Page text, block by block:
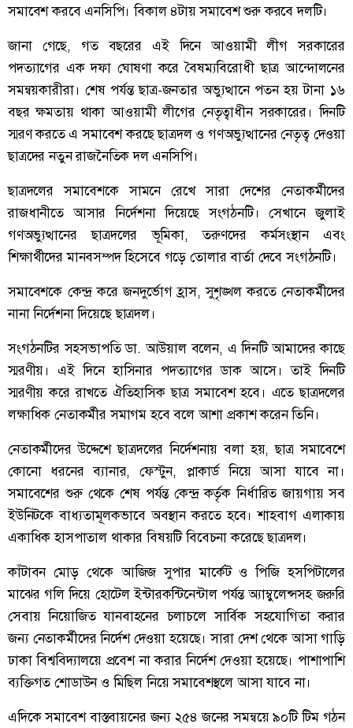
সমাবেশ করবে এনসিপি। বিকাল ৪টায় সমাবেশ শুরু করবে দলটি।
জানা গেছে, গত বছরের এই দিনে আওয়ামী লীগ সরকারের
পদত্যাগের এক দফা ঘোষণা করে বৈষম্যবিরোধী ছাত্র আন্দোলনের
সমন্বয়কারীরা। শেষ পর্যন্ত ছাত্র-জনতার অভ্যুত্থানে পতন হয় টানা ১৬
বছর ক্ষমতায় থাকা আওয়ামী লীগের নেতৃত্বাধীন সরকারের। দিনটি
স্মরণ করতে এ সমাবেশ করছে ছাত্রদল ও গণঅভ্যুত্থানের নেতৃত্ব দেওয়া
ছাত্রদের নতুন রাজনৈতিক দল এনসিপি।
ছাত্রদলের সমাবেশকে সামনে রেখে সারা দেশের নেতাকর্মীদের
রাজধানীতে আসার নির্দেশনা দিয়েছে সংগঠনটি। সেখানে জুলাই
গণঅভ্যুত্থানের ছাত্রদলের ভূমিকা, তরুণদের কর্মসংস্থান এবং
শিক্ষার্থীদের মানবসম্পদ হিসেবে গড়ে তোলার বার্তা দেবে সংগঠনটি।
সমাবেশকে কেন্দ্র করে জনদুর্ভোগ হ্রাস, সুশৃঙ্খল করতে নেতাকর্মীদের
নানা নির্দেশনা দিয়েছে ছাত্রদল।
সংগঠনটির সহসভাপতি ডা. আউয়াল বলেন, এ দিনটি আমাদের কাছে
স্মরণীয়। এই দিনে হাসিনার পদত্যাগের ডাক আসে। তাই দিনটি
স্মরণীয় করে রাখতে ঐতিহাসিক ছাত্র সমাবেশ হবে। এতে ছাত্রদলের
লক্ষাধিক নেতাকর্মীর সমাগম হবে বলে আশা প্রকাশ করেন তিনি।
নেতাকর্মীদের উদ্দেশে ছাত্রদলের নির্দেশনায় বলা হয়, ছাত্র সমাবেশে
কোনো ধরনের ব্যানার, ফেস্টুন, প্লাকার্ড নিয়ে আসা যাবে না।
সমাবেশের শুরু থেকে শেষ পর্যন্ত কেন্দ্র কর্তৃক নির্ধারিত জায়গায় সব
ইউনিটকে বাধ্যতামূলকভাবে অবস্থান করতে হবে। শাহবাগ এলাকায়
একাধিক হাসপাতাল থাকার বিষয়টি বিবেচনা করেছে ছাত্রদল।
কাঁটাবন মোড় থেকে আজিজ সুপার মার্কেট ও পিজি হসপিটালের
মাঝের গলি দিয়ে হোটেল ইন্টারকন্টিনেন্টাল পর্যন্ত অ্যাম্বুলেন্সসহ জরুরি
সেবায় নিয়োজিত যানবাহনের চলাচলে সার্বিক সহযোগিতা করার
জন্য নেতাকর্মীদের নির্দেশ দেওয়া হয়েছে। সারা দেশ থেকে আসা গাড়ি
ঢাকা বিশ্ববিদ্যালয়ে প্রবেশ না করার নির্দেশ দেওয়া হয়েছে। পাশাপাশি
ব্যক্তিগত শোডাউন ও মিছিল নিয়ে সমাবেশস্থলে আসা যাবে না।
এদিকে সমাবেশ বাস্তবায়নের জন্য ২৫৪ জনের সমন্বয়ে ৯০টি টিম গঠন